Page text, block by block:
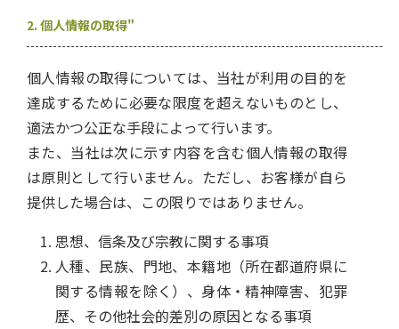
2. 個人情報の取得"
個人情報の取得については、当社が利用の目的を
達成するために必要な限度を超えないものとし、
適法かつ公正な手段によって行います。
また、当社は次に示す内容を含む個人情報の取得
は原則として行いません。ただし、お客様が自ら
提供した場合は、この限りではありません。
思想、信条及び宗教に関する事項
人種、民族、門地、本籍地（所在都道府県に
関する情報を除く）、身体・精神障害、犯罪
歴、その他社会的差別の原因となる事項